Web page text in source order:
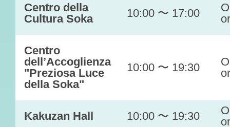
Centro della
Cultura Soka
10:00 〜 17:00
Centro
dell’Accoglienza
"Preziosa Luce
della Soka"
10:00 〜 19:30
Kakuzan Hall 10:00 〜 19:30